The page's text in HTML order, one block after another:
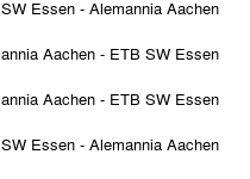
Essen - Alemannia Aachen
Aachen - ETB SW Essen
Aachen - ETB SW Essen
Essen - Alemannia Aachen